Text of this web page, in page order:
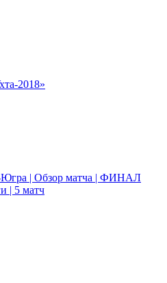
2018»
Югра | Обзор матча | ФИНАЛ
| 5 матч